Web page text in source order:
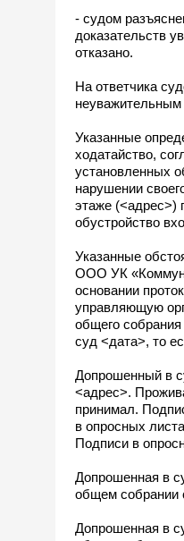
- судом
доказательств
отказано.
На ответчика
неуважительным
Указанные
ходатайство,
установленных
нарушении
этаже (<адрес>)
обустройство
Указанные
ООО УК
основании
управляющую
общего
суд <дата>, то
Допрошенный в
<адрес>.
принимал.
в опросных
Подписи в
Допрошенная в
общем собрании
Допрошенная в